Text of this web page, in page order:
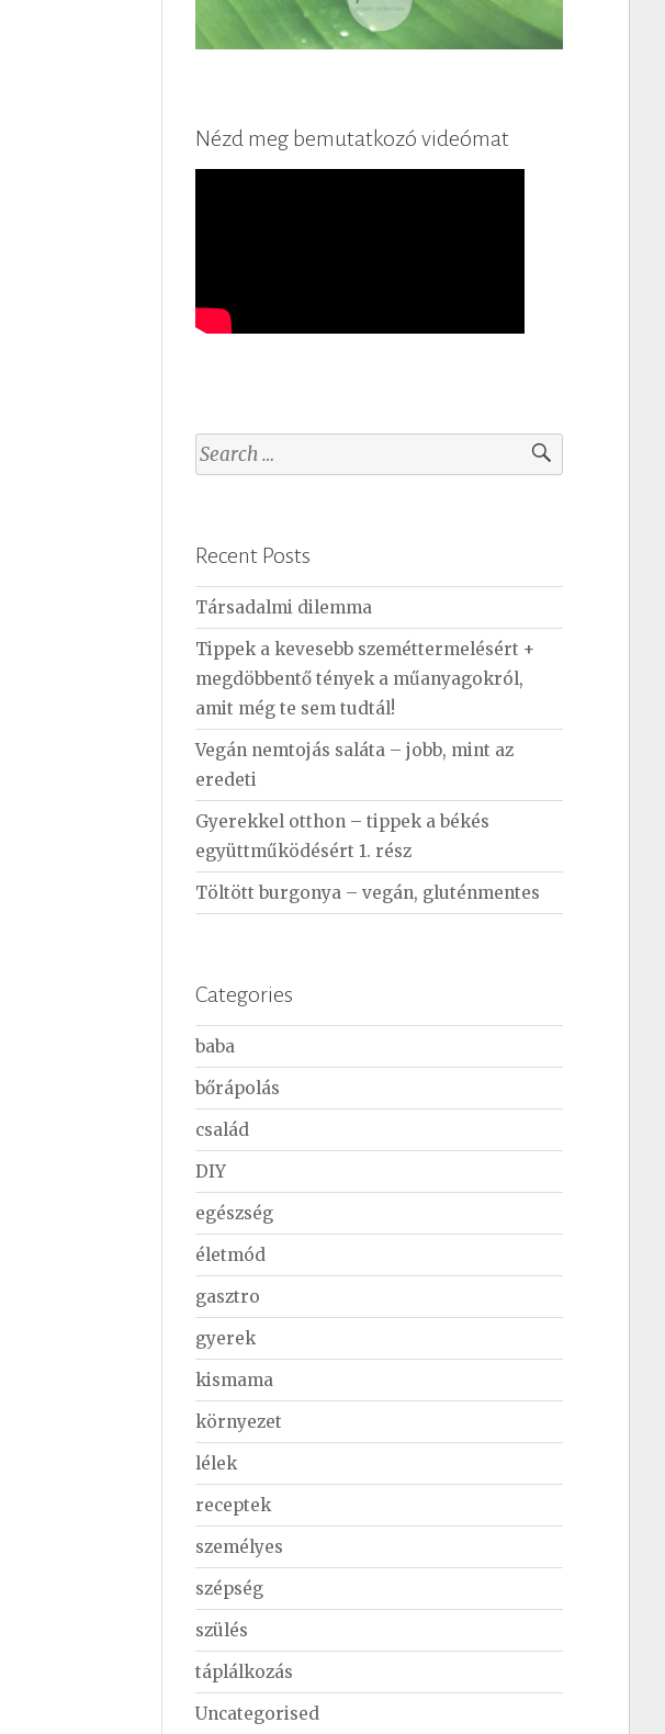
Nézd meg bemutatkozó videómat
S
e
c
h
f
o
r
:
Recent Posts
Társadalmi dilemma
Tippek a kevesebb szeméttermelésért +
megdöbbentő tények a műanyagokról,
amit még te sem tudtál!
Vegán nemtojás saláta – jobb, mint az
eredeti
Gyerekkel otthon – tippek a békés
együttműködésért 1. rész
Töltött burgonya – vegán, gluténmentes
Categories
baba
bőrápolás
család
DIY
egészség
életmód
gasztro
gyerek
kismama
környezet
lélek
receptek
személyes
szépség
szülés
táplálkozás
Uncategorised